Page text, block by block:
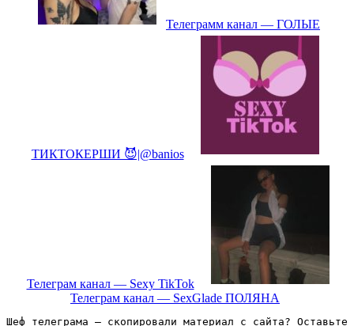
Телеграмм канал — ГОЛЫЕ
ТИКТОКЕРШИ 😈|@banios
Телеграм канал — Sexy TikTok
Телеграм канал — SexGlade ПОЛЯНА
Шеф телеграма – скопировали материал с сайта? Оставьте